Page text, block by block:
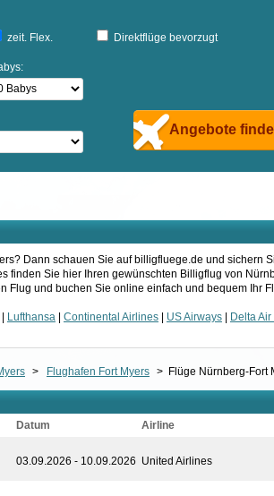
zeit. Flex.
Direktflüge bevorzugt
Angebote
Dann schauen Sie auf billigfluege.de und sichern
finden Sie hier Ihren gewünschten Billigflug von
und buchen Sie online einfach und bequem Ihr
Lufthansa| Continental Airlines| US Airways|
Delta
> Flughafen Fort Myers > Flüge Nürnberg-Fort
Datum Airline
03.09.2026 - 10.09.2026 United Airlines